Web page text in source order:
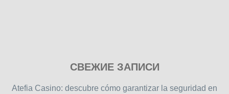
free
СВЕЖИЕ ЗАПИСИ
Atefia Casino: descubre cómo garantizar la seguridad en